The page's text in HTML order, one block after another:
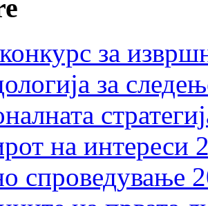
за
за
на интереси
спроведување